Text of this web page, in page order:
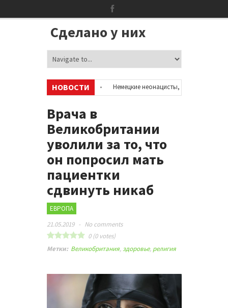
Сделано у них
НОВОСТИ
аккаунтах в соцсетях
Немецкие неонацисты, летевшие на
Сотни бездомных мигрантов оккупировали аэропорт в Париже
Врача в
Великобритании
уволили за то, что
он попросил мать
пациентки
сдвинуть никаб
ЕВРОПА
21.05.2019 - No comments
0(0votes)
Метки: Великобритания, здоровье, религия